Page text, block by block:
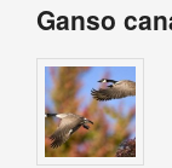
Ganso